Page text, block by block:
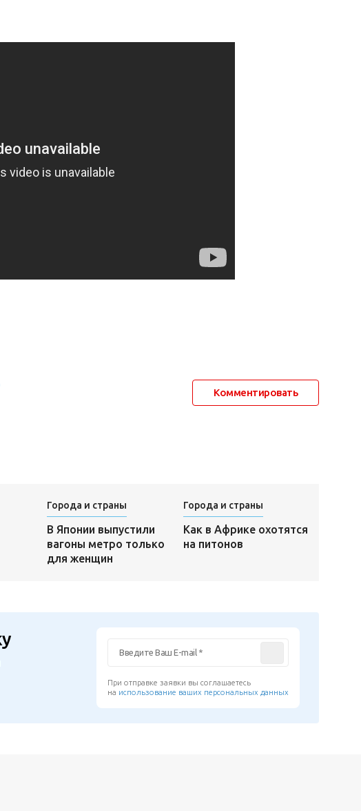
Комментировать
Города и страны
В Японии выпустили
вагоны метро только
для женщин
Города и страны
Как в Африке охотятся
на питонов
При отправке заявки вы соглашаетесь
на использование ваших персональных данных